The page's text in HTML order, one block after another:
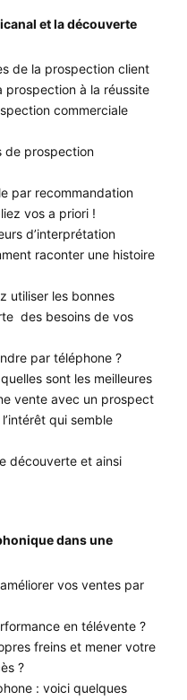
et la découverte
de la prospection client
prospection à la réussite
commerciale
de prospection
par recommandation
vos a priori !
d’interprétation
raconter une histoire
utiliser les bonnes
des besoins de vos
par téléphone ?
sont les meilleures
vente avec un prospect
qui semble
découverte et ainsi
dans une
vos ventes par
en télévente ?
freins et mener votre
?
: voici quelques